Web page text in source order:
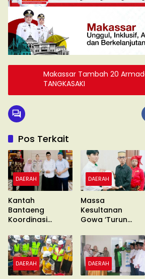
Makassar Tambah 20
TANGKASAKI
Pos Terkait
DAERAH
Kantah
Bantaeng
Koordinasi
Muhammadiyah
DAERAH
Massa
Kesultanan
Gowa ‘Turun
Unras
DAERAH DAERAH